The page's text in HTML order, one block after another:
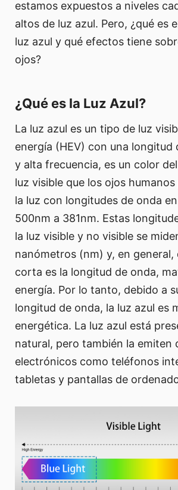
estamos expuestos a niveles
altos de luz azul. Pero, ¿qué es
luz azul y qué efectos tiene
ojos?
¿Qué es la Luz Azul?
La luz azul es un tipo de luz
energía (HEV) con una longitud
y alta frecuencia, es un color
luz visible que los ojos
la luz con longitudes de onda
500nm a 381nm. Estas
la luz visible y no visible se
nanómetros (nm) y, en general,
corta es la longitud de onda,
energía. Por lo tanto, debido a
longitud de onda, la luz azul es
energética. La luz azul está
natural, pero también la emiten
electrónicos como teléfonos
tabletas y pantallas de